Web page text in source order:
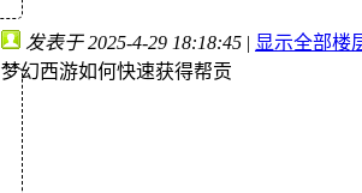
发表于 2025-4-29 18:18:45 | 显示全部楼
梦幻西游如何快速获得帮贡